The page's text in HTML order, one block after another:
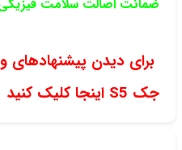
ضمانت اصالت سلامت فیزیکی
برای دیدن پیشنهادهای
جک S5 اینجا کلیک کنید